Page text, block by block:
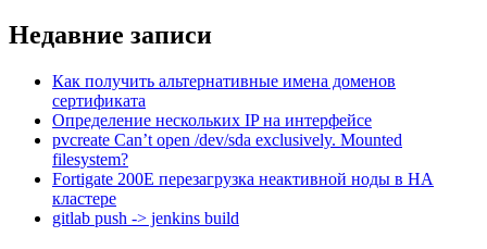
Недавние записи
Как получить альтернативные имена доменов
сертификата
Определение нескольких IP на интерфейсе
pvcreate Can’t open /dev/sda exclusively. Mounted
filesystem?
Fortigate 200E перезагрузка неактивной ноды в HA
кластере
gitlab push -> jenkins build